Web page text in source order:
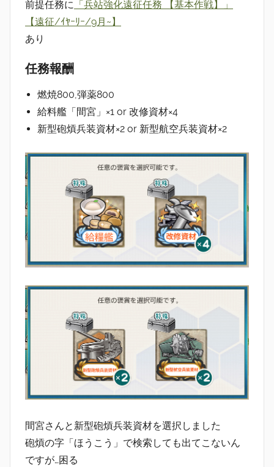
前提任務に 「兵站強化遠征任務 【基本作戦】」
【遠征/ｲﾔｰﾘｰ/9月~】
あり
任務報酬
燃焼800,弾薬800
給料艦「間宮」×1 or 改修資材×4
新型砲熕兵装資材×2 or 新型航空兵装資材×2
間宮さんと新型砲熕兵装資材を選択しました
砲熕の字「ほうこう」で検索しても出てこないん
ですが…困る